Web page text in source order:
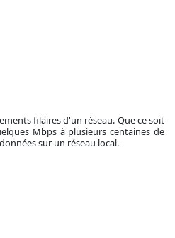
filaires d'un réseau. Que ce soit
Mbps à plusieurs centaines de
sur un réseau local.